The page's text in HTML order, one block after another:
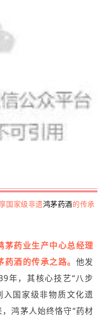
国家级非遗鸿茅药酒的传承
茅药业生产中心总经理
酒的传承之路。 他发
年，其核心技艺“八步
国家级非物质文化遗
鸿茅人始终恪守“药材